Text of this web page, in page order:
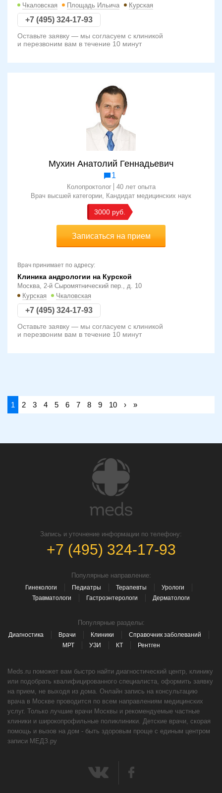
Чкаловская
Площадь Ильича Курская
+7 (495) 324-17-93
Оставьте заявку — мы согласуем с клиникой
и перезвоним вам в течение 10 минут
Мухин Анатолий Геннадьевич
1
Колопроктолог
40 лет опыта
Врач высшей категории Кандидат медицинских наук
3000
Записаться на прием
Врач принимает по адресу:
Клиника андрологии на Курской
Москва, 2-й Сыромятнический пер., д. 10
Курская
Чкаловская
+7 (495) 324-17-93
Оставьте заявку — мы согласуем с клиникой
и перезвоним вам в течение 10 минут
1 2 3 4 5 6 7 8 9 10 › »
Запись и уточнение информации по телефону:
+7 (495) 324-17-93
Популярные направление:
Гинекологи Педиатры Терапевты
Урологи
Травматологи
Гастроэнтерологи Дерматологи
Популярные разделы:
Диагностика Врачи Клиники
Справочник заболеваний
МРТ
УЗИ КТ Рентген
Meds.ru поможет вам быстро найти диагностический центр, клинику
или подобрать квалифицированного специалиста, оформить заявку
на прием, не выходя из дома. Онлайн запись на консультацию
врача в Москве проводится по всем направлениям медицинских
услуг. Только лучшие врачи Москвы и рекомендуемые частные
клиники и широкопрофильные поликлиники. Детские врачи, скорая
помощь и вызов на дом - быть здоровым проще с единым центром
записи МЕДЗ.ру